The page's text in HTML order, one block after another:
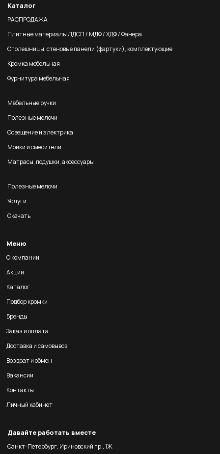
Каталог
РАСПРОДАЖА
Плитные материалы ЛДСП / МДФ / ХДФ / Фанера
Столешницы, стеновые панели (фартуки), комплектующие
Кромка мебельная
Фурнитура мебельная
Мебельные ручки
Полезные мелочи
Освещение и электрика
Мойки и смесители
Матрасы, подушки, аксессуары
Полезные мелочи
Услуги
Скачать
Меню
О компании
Акции
Каталог
Подбор кромки
Бренды
Заказ и оплата
Доставка и самовывоз
Возврат и обмен
Вакансии
Контакты
Личный кабинет
Давайте работать вместе
Санкт-Петербург, Ириновский пр., 1Ж